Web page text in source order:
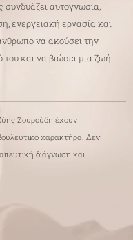
αυτογνωσία,
ενεργειακή εργασία και
να ακούσει την
του και να βιώσει μια ζωή
Ζουρούδη έχουν
χαρακτήρα. Δεν
διάγνωση και